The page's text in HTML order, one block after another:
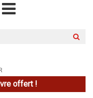
offert !